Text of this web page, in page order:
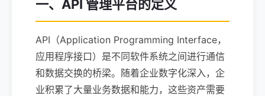
一、API 管理平台的定义
API（Application Programming Interface，
应用程序接口）是不同软件系统之间进行通信
和数据交换的桥梁。随着企业数字化深入，企
业积累了大量业务数据和能力，这些资产需要